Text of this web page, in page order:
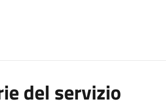
del servizio